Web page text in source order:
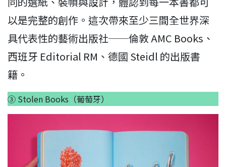
以是完整的創作。這次帶來至少三間全世界深
具代表性的藝術出版社──倫敦 AMC Books、
西班牙 Editorial RM、德國 Steidl 的出版書
籍。
③ Stolen Books（葡萄牙）